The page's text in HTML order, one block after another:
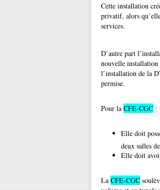
Cette installation
privatif, alors
services.
D’autre part
nouvelle installation
l’installation de la
permise.
Pour la CFE-CGC :
Elle doit
deux salles
Elle doit
La CFE-CGC